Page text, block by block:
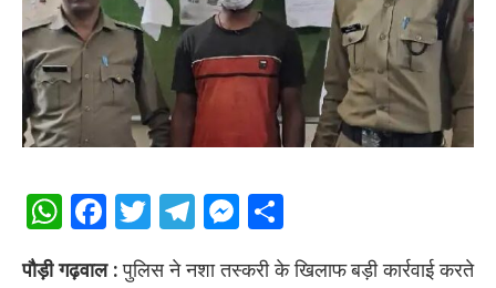
WhatsApp
Facebook
Twitter
Telegram
Messenger
पौड़ी गढ़वाल :पुलिस ने नशा तस्करी के खिलाफ बड़ी कार्रवाई करते